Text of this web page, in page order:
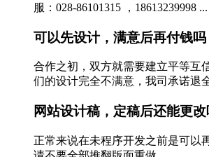
服：028-86101315 ，18613239998 ...
可以先设计，满意后再付钱吗
合作之初，双方就需要建立平等互
们的设计完全不满意，我司承诺退
网站设计稿，定稿后还能更改
正常来说在未程序开发之前是可以